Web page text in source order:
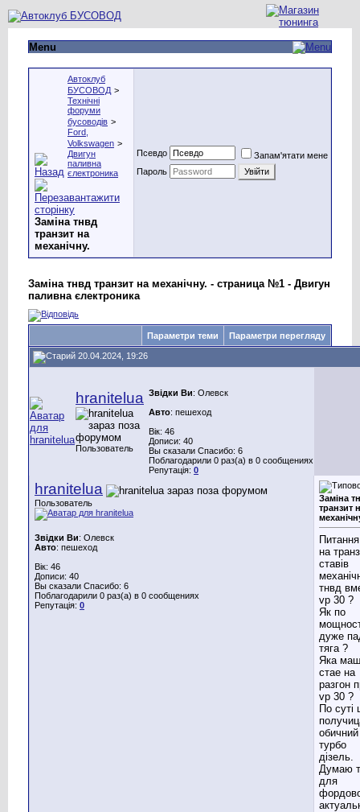
Menu
Автоклуб
БУСОВОД >
Технічні
форуми
бусоводів >
Ford,
Volkswagen >
Двигун
паливна
єлектроника
Заміна тнвд
транзит на
механічну.
Псевдо
Запам'ятати мене
Пароль
Заміна тнвд транзит на механічну. - страница №1 - Двигун
паливна єлектроника
Параметри теми Параметри перегляду
20.04.2024, 19:26
hranitelua
Пользователь
Звідки Ви: Олевск
Авто: пешеход
Вік: 46
Дописи: 40
Вы сказали Спасибо: 6
Поблагодарили 0 раз(а) в 0 сообщениях
Репутація: 0
hranitelua
Пользователь
Звідки Ви: Олевск
Авто: пешеход
Вік: 46
Дописи: 40
Вы сказали Спасибо: 6
Поблагодарили 0 раз(а) в 0 сообщениях
Репутація: 0
Заміна
транзит
на
ставів
тнвд
vp 30 ?
Як по
дуже
тяга ?
Яка
стае на
разгон
vp 30 ?
По суті
обичний
турбо
дізель.
Думаю
для